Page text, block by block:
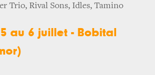
Trio, Rival Sons, Idles, Tamino
au 6 juillet - Bobital